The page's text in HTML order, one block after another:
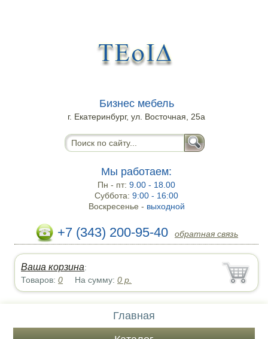
Бизнес мебель
г. Екатеринбург, ул. Восточная, 25а
Мы работаем:
Пн - пт:9.00 - 18.00
Суббота:9:00 - 16:00
Воскресенье - выходной
+7 (343) 200-95-40 обратная связь
Ваша корзина:
Товаров:0 На сумму:0 р.
Главная